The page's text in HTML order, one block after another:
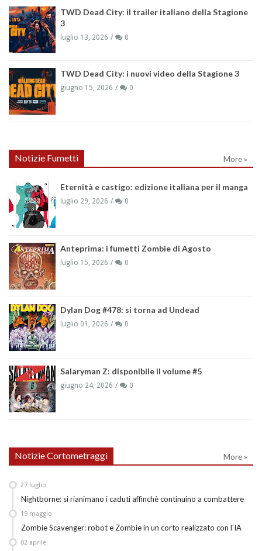
TWD Dead City: il trailer italiano della Stagione
3
luglio 13, 2026 0
TWD Dead City: i nuovi video della Stagione 3
giugno 15, 2026 0
Notizie Fumetti More »
Eternità e castigo: edizione italiana per il manga
luglio 29, 2026 0
Anteprima: i fumetti Zombie di Agosto
luglio 15, 2026 0
Dylan Dog #478: si torna ad Undead
luglio 01, 2026 0
Salaryman Z: disponibile il volume #5
giugno 24, 2026 0
Notizie Cortometraggi More »
Nightborne: si rianimano i caduti affinchè continuino a combattere
27 luglio
Zombie Scavenger: robot e Zombie in un corto realizzato con l'IA
19 maggio
02 aprile